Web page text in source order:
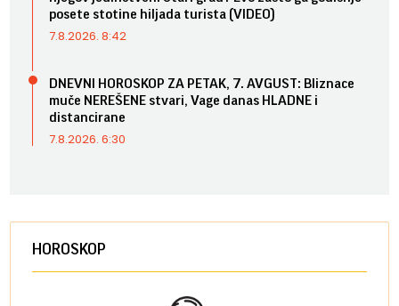
posete stotine hiljada turista (VIDEO)
7.8.2026. 8:42
DNEVNI HOROSKOP ZA PETAK, 7. AVGUST: Bliznace
muče NEREŠENE stvari, Vage danas HLADNE i
distancirane
7.8.2026. 6:30
HOROSKOP